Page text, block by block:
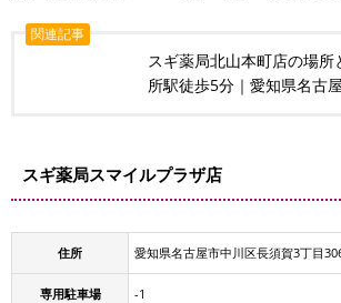
関連記事
スギ薬局北山本町店の場所
所駅徒歩5分｜愛知県名古
スギ薬局スマイルプラザ店
住所 愛知県名古屋市中川区長須賀3丁目
専用駐車場 -1